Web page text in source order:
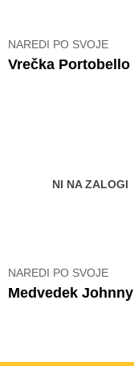
NAREDI PO SVOJE
Vrečka Portobello
NI NA ZALOGI
NAREDI PO SVOJE
Medvedek Johnny